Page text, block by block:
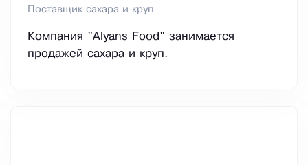
Поставщик сахара и круп
Компания "Alyans Food" занимается
продажей сахара и круп.